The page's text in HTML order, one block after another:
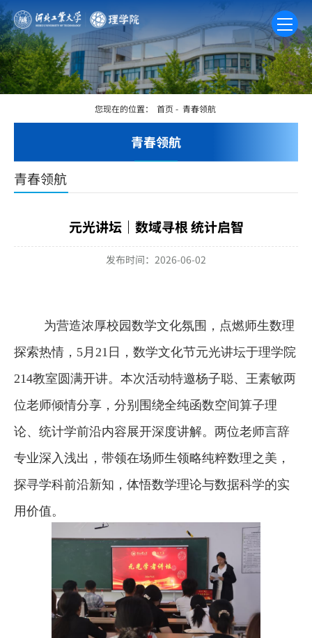
青春领航
您现在的位置： 首页 - 青春领航
青春领航
元光讲坛｜数域寻根 统计启智
发布时间：2026-06-02
为营造浓厚校园数学文化氛围，点燃师生数理
探索热情，5月21日，数学文化节元光讲坛于理学院
214教室圆满开讲。本次活动特邀杨子聪、王素敏两
位老师倾情分享，分别围绕全纯函数空间算子理
论、统计学前沿内容展开深度讲解。两位老师言辞
专业深入浅出，带领在场师生领略纯粹数理之美，
探寻学科前沿新知，体悟数学理论与数据科学的实
用价值。